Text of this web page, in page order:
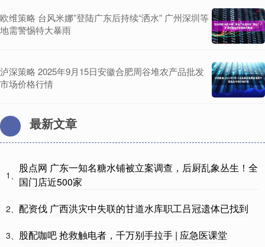
欧维策略 台风米娜”登陆广东后持续“洒水” 广州深圳等
地需警惕特大暴雨
泸深策略 2025年9月15日安徽合肥周谷堆农产品批发
市场价格行情
最新文章
1、
股点网 广东一知名糖水铺被立案调查，后厨乱象丛生！全
国门店近500家
2、 配资伐 广西洪灾中失联的甘道水库职工吕冠遗体已找到
3、 股配咖吧 抢救触电者，千万别手拉手 | 应急医课堂